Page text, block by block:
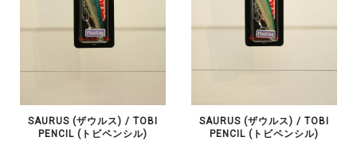
SAURUS (ザウルス) / TOBI
PENCIL (トビペンシル)
SAURUS (ザウルス) / TOBI
PENCIL (トビペンシル)